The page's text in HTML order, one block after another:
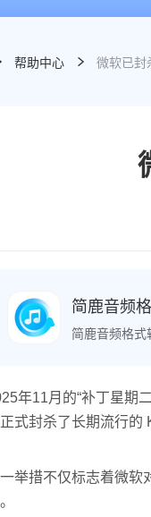
帮助中心 微软已封
简鹿音频
简鹿音频格式
年11月的“补丁星期
式封杀了长期流行的
举措不仅标志着微软